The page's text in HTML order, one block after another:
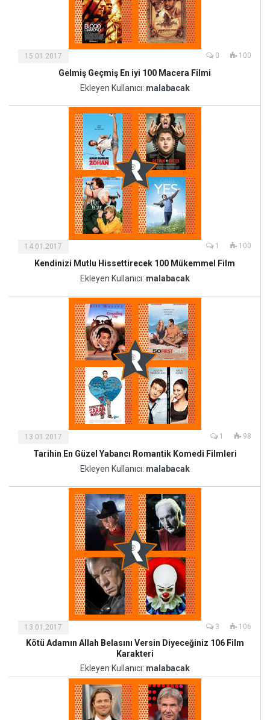
15.01.2017 0 100
Gelmiş Geçmiş En iyi 100 Macera Filmi
Ekleyen Kullanıcı: malabacak
14.01.2017 1 100
Kendinizi Mutlu Hissettirecek 100 Mükemmel Film
Ekleyen Kullanıcı: malabacak
Kültür
13.01.2017 1 98
Tarihin En Güzel Yabancı Romantik Komedi Filmleri
Ekleyen Kullanıcı: malabacak
Kültür
13.01.2017 3 106
Kötü Adamın Allah Belasını Versin Diyeceğiniz 106 Film
Karakteri
Ekleyen Kullanıcı: malabacak
Kültür